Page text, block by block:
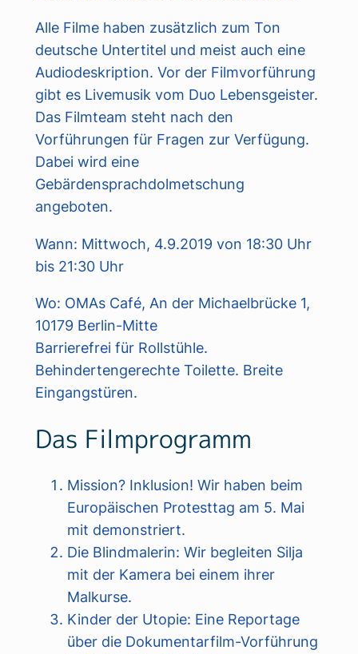
Alle Filme haben zusätzlich zum Ton
deutsche Untertitel und meist auch eine
Audiodeskription. Vor der Filmvorführung
gibt es Livemusik vom Duo Lebensgeister.
Das Filmteam steht nach den
Vorführungen für Fragen zur Verfügung.
Dabei wird eine
Gebärdensprachdolmetschung
angeboten.
Wann: Mittwoch, 4.9.2019 von 18:30 Uhr
bis 21:30 Uhr
Wo: OMAs Café, An der Michaelbrücke 1,
10179 Berlin-Mitte
Barrierefrei für Rollstühle.
Behindertengerechte Toilette. Breite
Eingangstüren.
Das Filmprogramm
Mission? Inklusion! Wir haben beim
Europäischen Protesttag am 5. Mai
mit demonstriert.
Die Blindmalerin: Wir begleiten Silja
mit der Kamera bei einem ihrer
Malkurse.
Kinder der Utopie: Eine Reportage
über die Dokumentarfilm-Vorführung